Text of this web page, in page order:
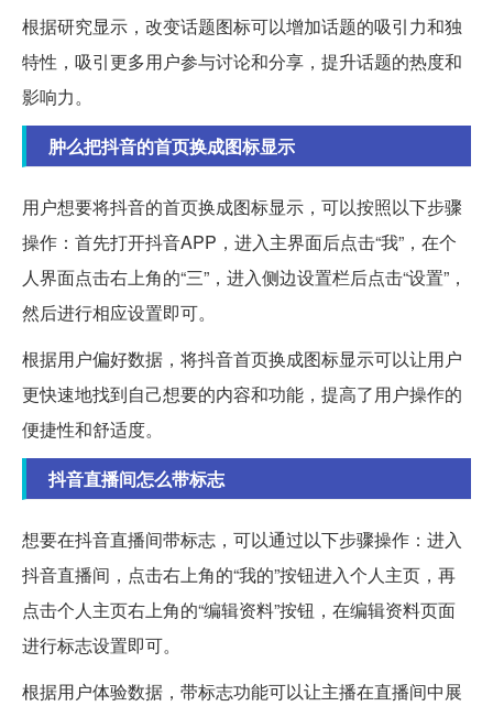
根据研究显示，改变话题图标可以增加话题的吸引力和独
特性，吸引更多用户参与讨论和分享，提升话题的热度和
影响力。
肿么把抖音的首页换成图标显示
用户想要将抖音的首页换成图标显示，可以按照以下步骤
操作：首先打开抖音APP，进入主界面后点击“我”，在个
人界面点击右上角的“三”，进入侧边设置栏后点击“设置”，
然后进行相应设置即可。
根据用户偏好数据，将抖音首页换成图标显示可以让用户
更快速地找到自己想要的内容和功能，提高了用户操作的
便捷性和舒适度。
抖音直播间怎么带标志
想要在抖音直播间带标志，可以通过以下步骤操作：进入
抖音直播间，点击右上角的“我的”按钮进入个人主页，再
点击个人主页右上角的“编辑资料”按钮，在编辑资料页面
进行标志设置即可。
根据用户体验数据，带标志功能可以让主播在直播间中展